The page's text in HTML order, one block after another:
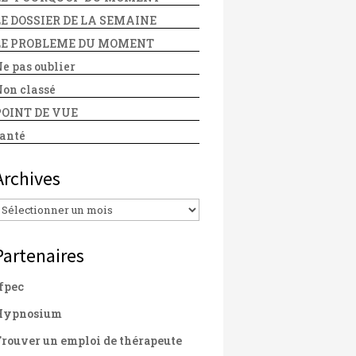
DOSSIER DE LA SEMAINE
PROBLEME DU MOMENT
pas oublier
classé
DE VUE
un emploi de thérapeute